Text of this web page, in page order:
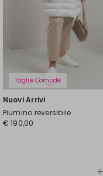
Taglie Comode
Nuovi Arrivi
Piumino reversibile
€ 190,00